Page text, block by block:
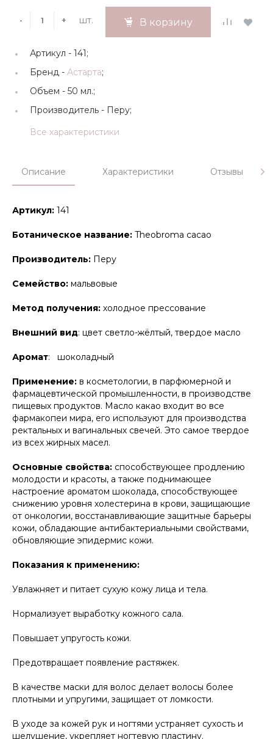
- + шт. В корзину
Артикул - 141;
Бренд - Астарта;
Объем - 50 мл.;
Производитель - Перу;
Все характеристики
Описание Характеристики Отзывы
Артикул: 141
Ботаническое название: Theobroma cacao
Производитель: Перу
Семейство: мальвовые
Метод получения: холодное прессование
Внешний вид: цвет светло-жёлтый, твердое масло
Аромат: шоколадный
Применение: в косметологии, в парфюмерной и
фармацевтической промышленности, в производстве
пищевых продуктов. Масло какао входит во все
фармакопеи мира, его используют для производства
ректальных и вагинальных свечей. Это самое твердое
из всех жирных масел.
Основные свойства: способствующее продлению
молодости и красоты, а также поднимающее
настроение ароматом шоколада, способствующее
снижению уровня холестерина в крови, защищающие
от онкологии, восстанавливающие защитные барьеры
кожи, обладающие антибактериальными свойствами,
обновляющие эпидермис кожи.
Показания к применению:
Увлажняет и питает сухую кожу лица и тела.
Нормализует выработку кожного сала.
Повышает упругость кожи.
Предотвращает появление растяжек.
В качестве маски для волос делает волосы более
плотными и упругими, защищает от ломкости.
В уходе за кожей рук и ногтями устраняет сухость и
шелушение, укрепляет ногтевую пластину.